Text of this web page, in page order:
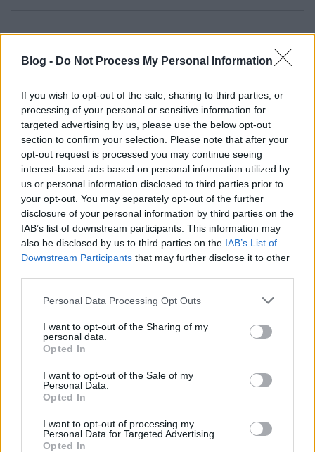
Blog - Do Not Process My Personal Information
If you wish to opt-out of the sale, sharing to third parties, or
processing of your personal or sensitive information for
targeted advertising by us, please use the below opt-out
section to confirm your selection. Please note that after your
opt-out request is processed you may continue seeing
interest-based ads based on personal information utilized by
us or personal information disclosed to third parties prior to
your opt-out. You may separately opt-out of the further
disclosure of your personal information by third parties on the
IAB’s list of downstream participants. This information may
also be disclosed by us to third parties on the IAB’s List of
Downstream Participants that may further disclose it to other
Please note that this website/app uses one or more Google
not limited to your visit or usage behaviour. You may click to
grant or deny consent to Google and its third-party tags to
use your data for below specified purposes in below Google
consent section.
Personal Data Processing Opt Outs
I want to opt-out of the Sharing of my
personal data.
Opted In
I want to opt-out of the Sale of my
Personal Data.
Opted In
I want to opt-out of processing my
Personal Data for Targeted Advertising.
Opted In
2 hónapja
Jatekra 5/7
22547 06
Sandnes Ulf - Egersund
Vendég és több (1X2 + Gólszám 2,5)
05.15. 18:00
3,10
Psykovsky
2 hónapja
50075
Csehország - Dánia
Hazai és több (1X2 + Gólszám 5,5)